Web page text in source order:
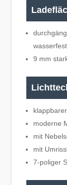
9 mm
moderne
mit
mit
7-poliger